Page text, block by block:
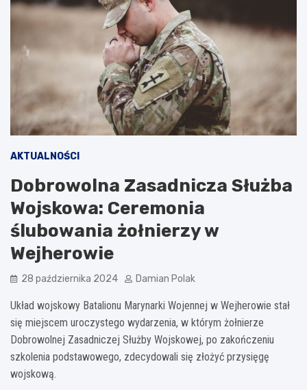
AKTUALNOŚCI
Dobrowolna Zasadnicza Służba
Wojskowa: Ceremonia
ślubowania żołnierzy w
Wejherowie
28 października 2024 Damian Polak
Układ wojskowy Batalionu Marynarki Wojennej w Wejherowie stał
się miejscem uroczystego wydarzenia, w którym żołnierze
Dobrowolnej Zasadniczej Służby Wojskowej, po zakończeniu
szkolenia podstawowego, zdecydowali się złożyć przysięgę
wojskową.